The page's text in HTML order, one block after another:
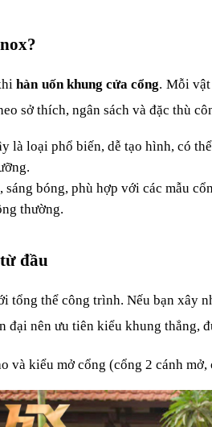
hàn uốn khung cửa cổng. Mỗi
sở thích, ngân sách và đặc thù
là loại phổ biến, dễ tạo hình, có
bóng, phù hợp với các mẫu
thường.
đầu
tổng thể công trình. Nếu bạn xây
đại nên ưu tiên kiểu khung thẳng,
và kiểu mở cổng (cổng 2 cánh